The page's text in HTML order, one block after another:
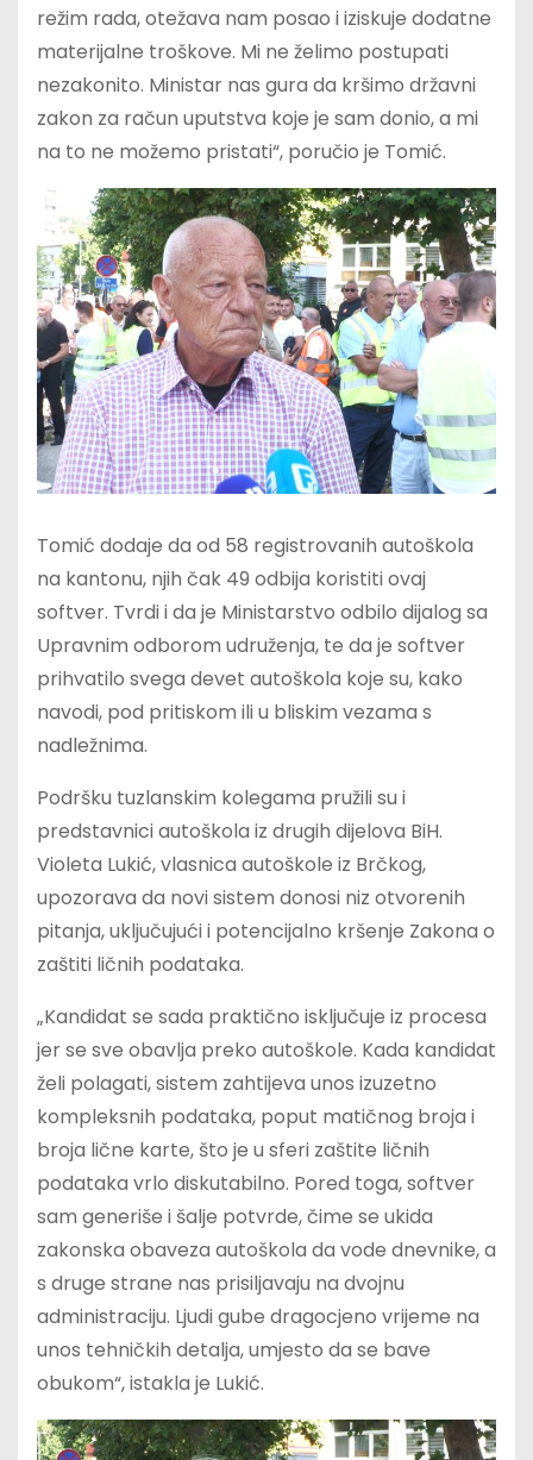
režim rada, otežava nam posao i iziskuje dodatne
materijalne troškove. Mi ne želimo postupati
nezakonito. Ministar nas gura da kršimo državni
zakon za račun uputstva koje je sam donio, a mi
na to ne možemo pristati“, poručio je Tomić.
Tomić dodaje da od 58 registrovanih autoškola
na kantonu, njih čak 49 odbija koristiti ovaj
softver. Tvrdi i da je Ministarstvo odbilo dijalog sa
Upravnim odborom udruženja, te da je softver
prihvatilo svega devet autoškola koje su, kako
navodi, pod pritiskom ili u bliskim vezama s
nadležnima.
Podršku tuzlanskim kolegama pružili su i
predstavnici autoškola iz drugih dijelova BiH.
Violeta Lukić, vlasnica autoškole iz Brčkog,
upozorava da novi sistem donosi niz otvorenih
pitanja, uključujući i potencijalno kršenje Zakona o
zaštiti ličnih podataka.
„Kandidat se sada praktično isključuje iz procesa
jer se sve obavlja preko autoškole. Kada kandidat
želi polagati, sistem zahtijeva unos izuzetno
kompleksnih podataka, poput matičnog broja i
broja lične karte, što je u sferi zaštite ličnih
podataka vrlo diskutabilno. Pored toga, softver
sam generiše i šalje potvrde, čime se ukida
zakonska obaveza autoškola da vode dnevnike, a
s druge strane nas prisiljavaju na dvojnu
administraciju. Ljudi gube dragocjeno vrijeme na
unos tehničkih detalja, umjesto da se bave
obukom“, istakla je Lukić.